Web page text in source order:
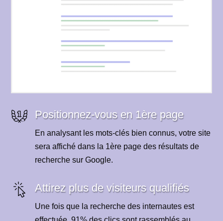
Positionnez-vous en 1ère page
En analysant les mots-clés bien connus, votre site
sera affiché dans la 1ère page des résultats de
recherche sur Google.
Attirez plus de visiteurs qualifiés
Une fois que la recherche des internautes est